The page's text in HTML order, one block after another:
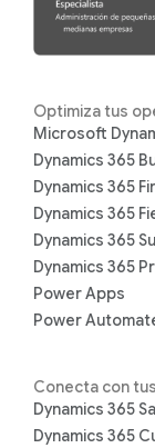
Optimiza tus
Microsoft
Dynamics 365
Dynamics 365
Dynamics 365
Dynamics 365
Dynamics 365
Power Apps
Power
Conecta con
Dynamics 365
Dynamics 365